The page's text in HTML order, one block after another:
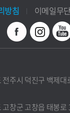
방침 이메일무
주시 덕진구 백제
창군 고창읍 태봉